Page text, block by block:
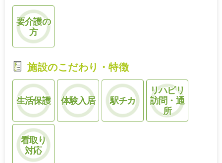
要介護の
方
施設のこだわり・特徴
生活保護 体験入居 駅チカ
リハビリ
訪問・通
所
看取り
対応